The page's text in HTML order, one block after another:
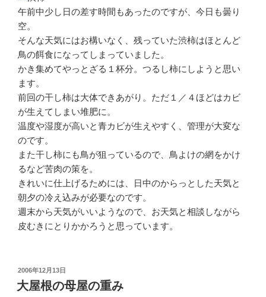
午前中少し日の差す時間もあったのですが、今日も曇り
空。
そんな天気にはお構いなく、残っていた渋柿はほとんど
鳥の餌食になってしまっていました。
かき集めてやっとざる１杯分。つるし柿にしようと思い
ます。
前回の干し柿は大体できあがり。ただ１／４ほどはカビ
が生えてしまい堆肥に。
温度や湿度が高いと青カビが生えやすく、管理が大変な
のです。
また干し柿にも鳥が狙っているので、鳥よけの網をかけ
るなど苦肉の策を。
きれいに仕上げるためには、日中のからっとした天気と
朝夕の冷え込みが必要なのです。
週末から天気がいいようなので、お天気と相談しながら
皮むきにとりかかろうと思っています。
投
稿
日:
2006年12月13日
大屋根の母屋の重み